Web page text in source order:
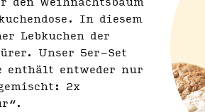
In diesem
Lebkuchen der
Unser 5er-Set
enthält entweder nur
2x